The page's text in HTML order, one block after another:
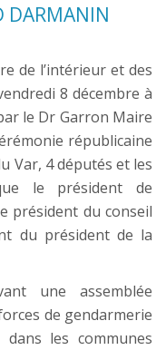
DARMANIN
de l’intérieur et des
8 décembre à
le Dr Garron Maire
républicaine
Var, 4 députés et les
le président de
président du conseil
du président de la
une assemblée
de gendarmerie
les communes